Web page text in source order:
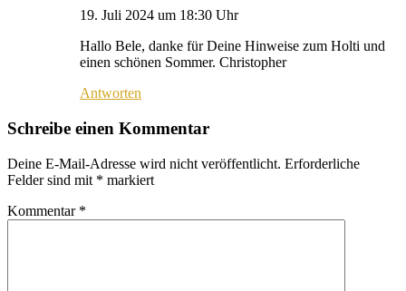
19. Juli 2024 um 18:30 Uhr
Hallo Bele, danke für Deine Hinweise zum Holti und
einen schönen Sommer. Christopher
Antworten
Schreibe einen Kommentar
Deine E-Mail-Adresse wird nicht veröffentlicht. Erforderliche
Felder sind mit * markiert
Kommentar *